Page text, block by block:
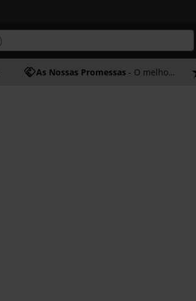
As Nossas Promessas - O melhor atendimento